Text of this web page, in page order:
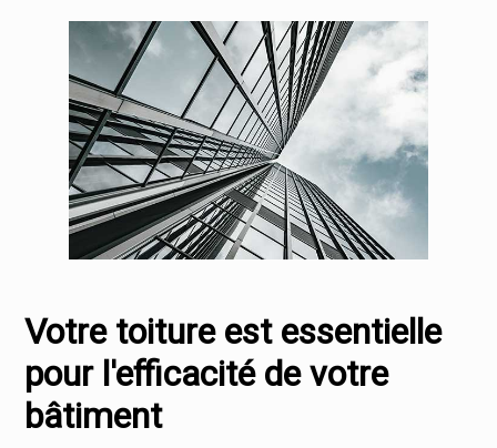
Votre toiture est essentielle
pour l'efficacité de votre
bâtiment